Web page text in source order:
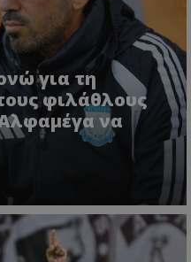
για τη
φιλάθλους
να